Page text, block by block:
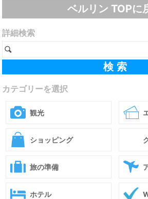
ベルリン TOPに
詳細検索
カテゴリーを選択
観光
ショッピング
旅の準備
ホテル